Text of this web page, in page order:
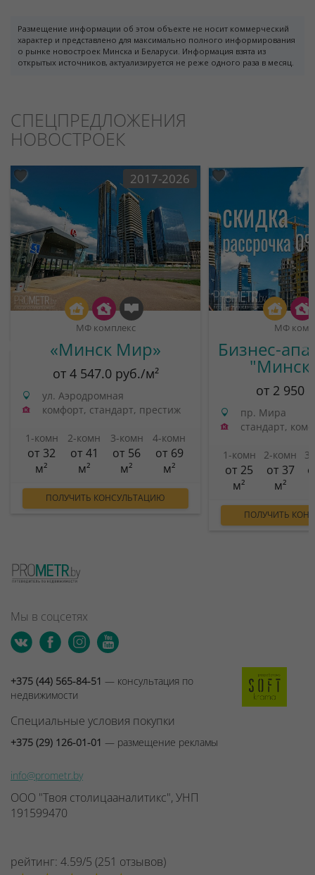
Размещение информации об этом объекте не носит коммерческий
характер и представлено для максимально полного информирования
о рынке новостроек Минска и Беларуси. Информация взята из
открытых источников, актуализируется не реже одного раза в месяц.
СПЕЦПРЕДЛОЖЕНИЯ
НОВОСТРОЕК
2017-2026
МФ комплекс
«Минск Мир»
от 4 547.0 руб./м²
ул. Аэродромная
комфорт, стандарт, престиж
1-комн
от 32
м²
2-комн
от 41
м²
3-комн
от 56
м²
4-комн
от 69
м²
ПОЛУЧИТЬ КОНСУЛЬТАЦИЮ
МФ
Бизнес-
от 2 950
пр. Мира
стандарт,
1-комн
от 25
м²
2-комн
от 37
м²
ПОЛУЧИТЬ
Мы в соцсетях
+375 (44) 565-84-51 — консультация по
недвижимости
Специальные условия покупки
+375 (29) 126-01-01 — размещение рекламы
info@prometr.by
ООО "Твоя столицааналитикс", УНП
191599470
рейтинг: 4.59/5 (251 отзывов)